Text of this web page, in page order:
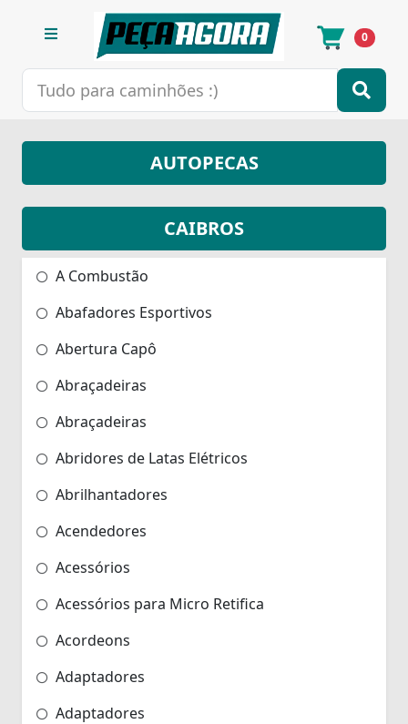
0
AUTOPECAS
CAIBROS
A Combustão
Abafadores Esportivos
Abertura Capô
Abraçadeiras
Abraçadeiras
Abridores de Latas Elétricos
Abrilhantadores
Acendedores
Acessórios
Acessórios para Micro Retifica
Acordeons
Adaptadores
Adaptadores